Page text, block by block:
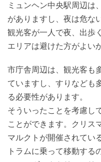
ミュンヘン中央駅周辺は
がありますし、夜は危な
観光客が一人で夜、出歩
エリアは避けた方がよい
市庁舎周辺は、観光客も
ていますし、すりなども
る必要性があります。
そういったことを考慮し
ことができます。クリス
マルクトが開催されてい
トラムに乗って移動する